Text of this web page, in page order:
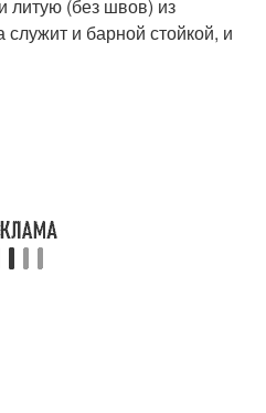
литую (без швов) из
служит и барной стойкой, и